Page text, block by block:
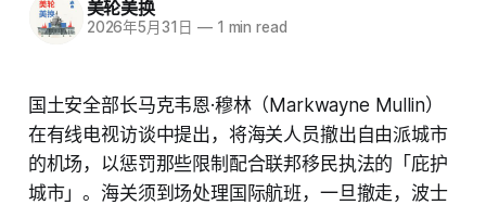
美轮美换
2026年5月31日 —1 min read
国土安全部长马克韦恩·穆林（Markwayne Mullin）
在有线电视访谈中提出，将海关人员撤出自由派城市
的机场，以惩罚那些限制配合联邦移民执法的「庇护
城市」。海关须到场处理国际航班，一旦撤走，波士